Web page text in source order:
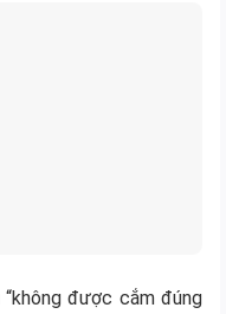
được cắm đúng